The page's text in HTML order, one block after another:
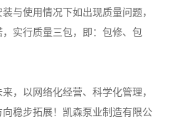
与使用情况下如出现质量问题，
实行质量三包，即：包修、包
，以网络化经营、科学化管理，
稳步拓展！凯森泵业制造有限公